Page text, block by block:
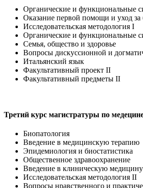
Органические и функциональные
Оказание первой помощи и уход
Исследовательская методология I
Органические и функциональные
Семья, общество и здоровье
Вопросы дискуссионной и
Итальянский язык
Факультативный проект II
Факультативный предметы II
Третий курс магистратуры по
Биопатология
Введение в медицинскую терапию
Эпидемиология и биостатистика
Общественное здравоохранение
Введение в клиническую медицину
Исследовательская методология II
Вопросы нравственного и